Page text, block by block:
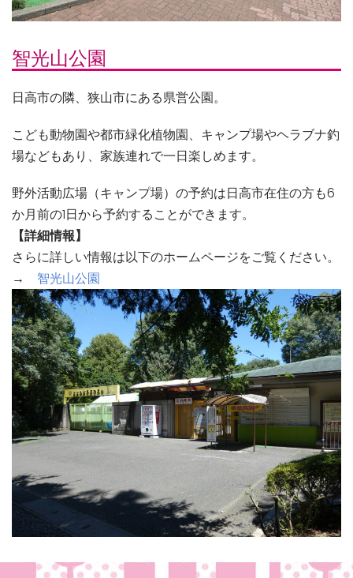
智光山公園
日高市の隣、狭山市にある県営公園。
こども動物園や都市緑化植物園、キャンプ場やヘラブナ釣
場などもあり、家族連れで一日楽しめます。
野外活動広場（キャンプ場）の予約は日高市在住の方も6
か月前の1日から予約することができます。
【詳細情報】
さらに詳しい情報は以下のホームページをご覧ください。
→ 智光山公園